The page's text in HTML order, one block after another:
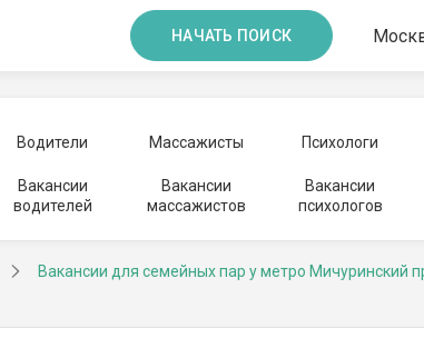
НАЧАТЬ ПОИСК
Водители Массажисты Психологи
Вакансии
водителей
Вакансии
массажистов
Вакансии
психологов
Вакансии для семейных пар у метро Мичуринский